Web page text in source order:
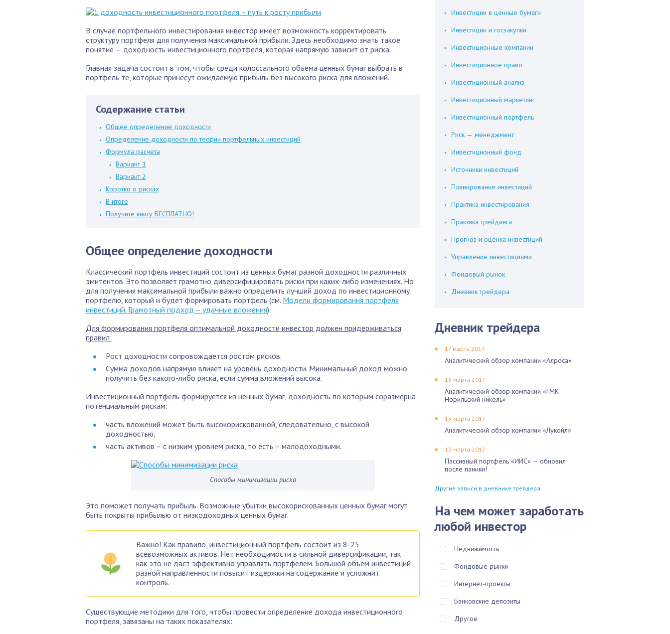
В случае портфельного инвестирования инвестор имеет возможность корректировать
структуру портфеля для получения максимальной прибыли. Здесь необходимо знать такое
понятие — доходность инвестиционного портфеля, которая напрямую зависит от риска.
Главная задача состоит в том, чтобы среди колоссального объема ценных бумаг выбрать в
портфель те, которые принесут ожидаемую прибыль без высокого риска для вложений.
Содержание статьи
Общее определение доходности
Определение доходности по теории портфельных инвестиций
Формула расчета
Вариант 1
Вариант 2
Коротко о рисках
В итоге
Получите книгу БЕСПЛАТНО!
Общее определение доходности
Классический портфель инвестиций состоит из ценных бумаг разной доходности различных
эмитентов. Это позволяет грамотно диверсифицировать риски при каких-либо изменениях. Но
для получения максимальной прибыли важно определить лучший доход по инвестиционному
портфелю, который и будет формировать портфель (см. Модели формирования портфеля
инвестиций. Грамотный подход – удачные вложения).
Для формирования портфеля оптимальной доходности инвестор должен придерживаться
правил:
Рост доходности сопровождается ростом рисков.
Сумма доходов напрямую влияет на уровень доходности. Минимальный доход можно
получить без какого-либо риска, если сумма вложений высока.
Инвестиционный портфель формируется из ценных бумаг, доходность по которым соразмерна
потенциальным рискам:
часть вложений может быть высокорискованной, следовательно, с высокой
доходностью;
часть активов – с низким уровнем риска, то есть – малодоходными.
Способы минимизации риска
Это поможет получать прибыль. Возможные убытки высокорискованных ценных бумаг могут
быть покрыты прибылью от низкодоходных ценных бумаг.
Важно! Как правило, инвестиционный портфель состоит из 8-25
всевозможных активов. Нет необходимости в сильной диверсификации, так
как это не даст эффективно управлять портфелем. Большой объем инвестиций
разной направленности повысит издержки на содержание и усложнит
контроль.
Существующие методики для того, чтобы провести определение дохода инвестиционного
портфеля, завязаны на таких показателях:
Инвестиции в ценные бумаги
Инвестиции и госзакупки
Инвестиционные компании
Инвестиционное право
Инвестиционный анализ
Инвестиционный маркетинг
Инвестиционный портфель
Риск — менеджмент
Инвестиционный фонд
Источники инвестиций
Планирование инвестиций
Практика инвестирования
Практика трейдинга
Прогноз и оценка инвестиций
Управление инвестициями
Фондовый рынок
Дневник трейдера
Дневник трейдера
17 марта 2017
Аналитический обзор компании «Алроса»
16 марта 2017
Аналитический обзор компании «ГМК
Норильский никель»
15 марта 2017
Аналитический обзор компании «Лукойл»
13 марта 2017
Пассивный портфель «ИИС» — обновил
после паники!
Другие записи в дневнике трейдера
На чем может заработать
любой инвестор
Недвижимость
Фондовые рынки
Интернет-проекты
Банковские депозиты
Другое